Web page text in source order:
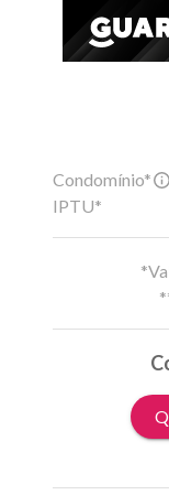
Condomínio*
IPTU*